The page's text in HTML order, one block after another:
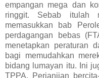
empangan mega dan
ringgit. Sebab itulah
memasukkan bab
perdagangan bebas
menetapkan peraturan
bagi memudahkan
bidang lumayan itu. Ini
TPPA. Perjanjian